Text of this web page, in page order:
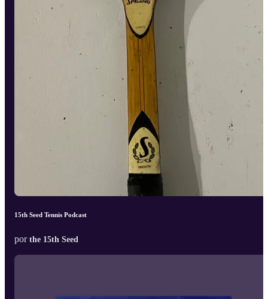
15th Seed Tennis Podcast
por the 15th Seed